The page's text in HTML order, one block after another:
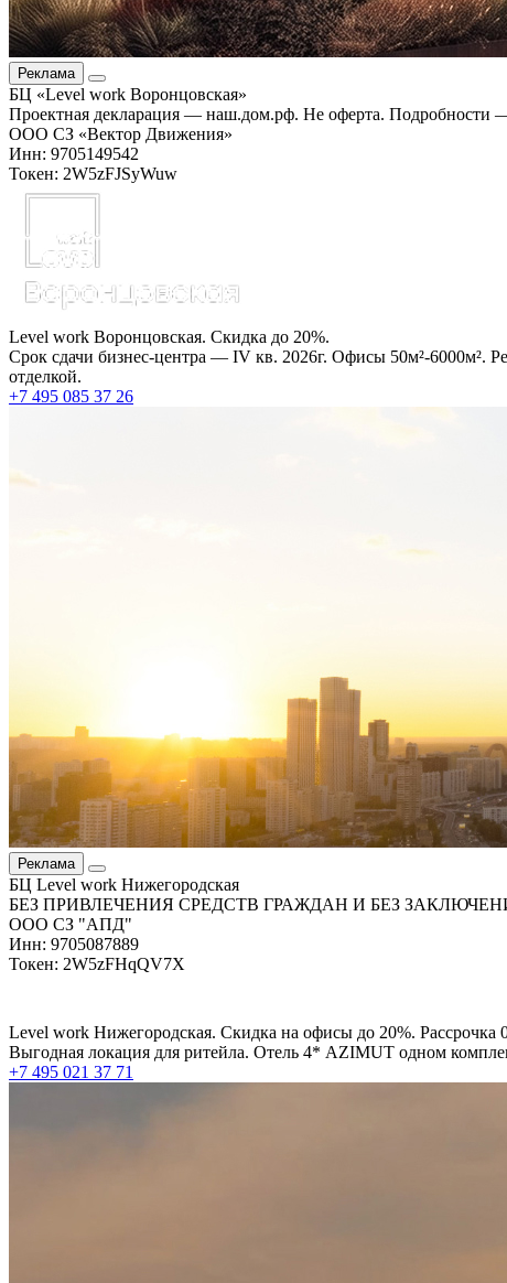
Реклама
БЦ «Level work Воронцовская»
Проектная декларация — наш.дом.рф. Не оферта. Подробности
ООО СЗ «Вектор Движения»
Инн: 9705149542
Токен: 2W5zFJSyWuw
Level work Воронцовская. Скидка до 20%.
Срок сдачи бизнес-центра — IV кв. 2026г. Офисы 50м²-6000м².
отделкой.
+7 495 085 37 26
Реклама
БЦ Level work Нижегородская
БЕЗ ПРИВЛЕЧЕНИЯ СРЕДСТВ ГРАЖДАН И БЕЗ
ООО СЗ "АПД"
Инн: 9705087889
Токен: 2W5zFHqQV7X
Level work Нижегородская. Скидка на офисы до 20%. Рассрочка
Выгодная локация для ритейла. Отель 4* AZIMUT одном
+7 495 021 37 71